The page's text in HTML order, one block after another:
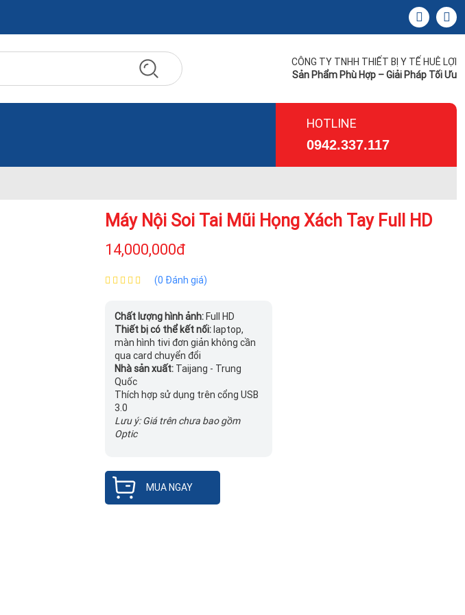
CÔNG TY TNHH THIẾT BỊ Y TẾ HUÊ LỢI
Sản Phẩm Phù Hợp – Giải Pháp Tối Ưu
HOTLINE
0942.337.117
Máy Nội Soi Tai Mũi Họng Xách Tay Full HD
14,000,000đ
(0 Đánh giá)
Chất lượng hình ảnh:Full HD
Thiết bị có thể kết nối:laptop,
màn hình tivi đơn giản không cần
qua card chuyển đổi
Nhà sản xuất: Taijang - Trung
Quốc
Thích hợp sử dụng trên cổng USB
3.0
Lưu ý: Giá trên chưa bao gồm
Optic
MUA NGAY